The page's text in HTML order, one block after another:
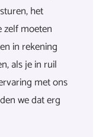
het
zelf moeten
in rekening
als je in ruil
met ons
we dat erg